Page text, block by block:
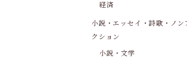
経済
小説・エッセイ・詩歌・ノン
クション
小説・文学